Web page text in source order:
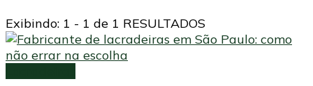
Exibindo: 1 - 1 de 1 RESULTADOS